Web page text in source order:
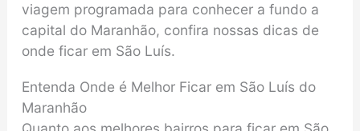
viagem programada para conhecer a fundo a
capital do Maranhão, confira nossas dicas de
onde ficar em São Luís.
Entenda Onde é Melhor Ficar em São Luís do
Maranhão